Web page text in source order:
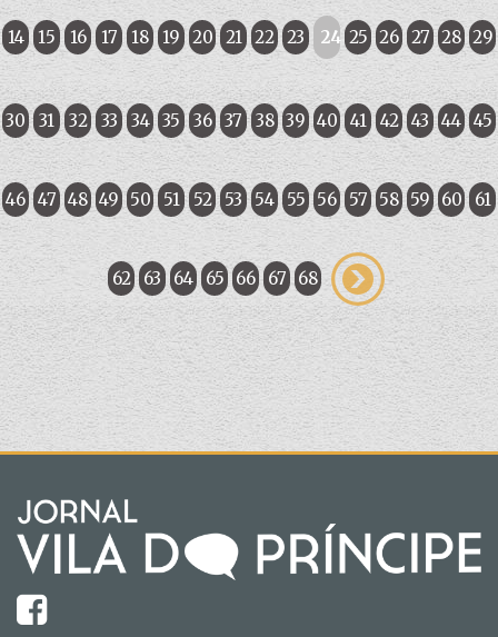
14 15 16 17 18 19 20 21 22 23 24 25 26 27 28 29
30 31 32 33 34 35 36 37 38 39 40 41 42 43 44 45
46 47 48 49 50 51 52 53 54 55 56 57 58 59 60 61
62 63 64 65 66 67 68